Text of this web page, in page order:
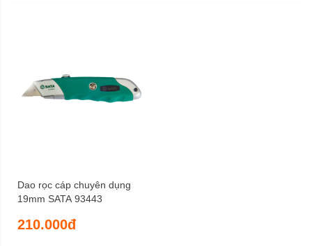
Dao rọc cáp chuyên dụng
19mm SATA 93443
210.000đ